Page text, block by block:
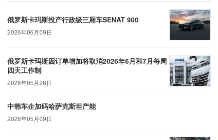
俄罗斯卡玛斯投产行政级三厢车SENAT 900
2026年06月09日
俄罗斯卡玛斯因订单增加将取消2026年6月和7月每周
四天工作制
2026年05月26日
中韩车企加码哈萨克斯坦产能
2026年05月09日